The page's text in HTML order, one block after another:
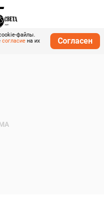
файлы.
согласие на их
Согласен